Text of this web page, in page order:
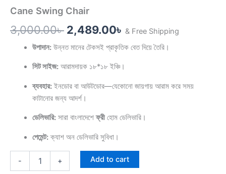
Cane Swing Chair
3,000.00৳
3,000.00৳ .
2,489.00৳ & Free Shipping
উপাদান:উন্নত মানের টেকসই প্রাকৃতিক বেত দিয়ে তৈরি।
সিট সাইজ:আরামদায়ক ১৮*১৮ ইঞ্চি।
ব্যবহার:ইনডোর বা আউটডোর—যেকোনো জায়গায় আরাম করে সময়
কাটানোর জন্য আদর্শ।
ডেলিভারি:সারা বাংলাদেশেফ্রীহোম ডেলিভারি।
পেমেন্ট:ক্যাশ অন ডেলিভারি সুবিধা।
- + Add to cart